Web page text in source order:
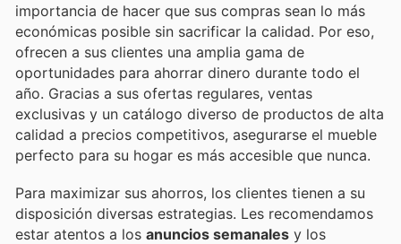
importancia de hacer que sus compras sean lo más
económicas posible sin sacrificar la calidad. Por eso,
ofrecen a sus clientes una amplia gama de
oportunidades para ahorrar dinero durante todo el
año. Gracias a sus ofertas regulares, ventas
exclusivas y un catálogo diverso de productos de alta
calidad a precios competitivos, asegurarse el mueble
perfecto para su hogar es más accesible que nunca.
Para maximizar sus ahorros, los clientes tienen a su
disposición diversas estrategias. Les recomendamos
estar atentos a los anuncios semanales y los